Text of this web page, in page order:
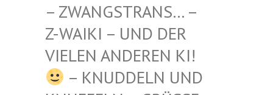
STRANS… – Z-WAIKI
– UND DER VIELEN
ANDEREN KI!
– KNUDDELN UND